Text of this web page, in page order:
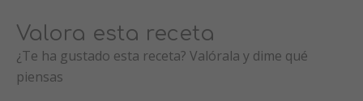
Valora esta receta
¿Te ha gustado esta receta? Valórala y dime qué
piensas